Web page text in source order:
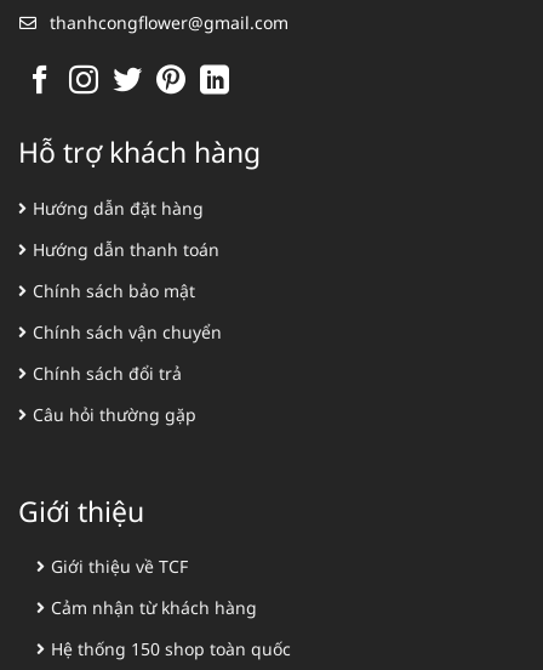
thanhcongflower@gmail.com
Hỗ trợ khách hàng
Hướng dẫn đặt hàng
Hướng dẫn thanh toán
Chính sách bảo mật
Chính sách vận chuyển
Chính sách đổi trả
Câu hỏi thường gặp
Giới thiệu
Giới thiệu về TCF
Cảm nhận từ khách hàng
Hệ thống 150 shop toàn quốc